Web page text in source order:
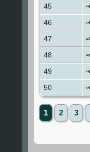
45
46
47
48
49
50
1 2 3